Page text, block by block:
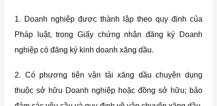
1. Doanh nghiệp được thành lập theo quy định của
Pháp luật, trong Giấy chứng nhận đăng ký Doanh
nghiệp có đăng ký kinh doanh xăng dầu.
2. Có phương tiện vận tải xăng dầu chuyên dụng
thuộc sở hữu Doanh nghiệp hoặc đồng sở hữu; bảo